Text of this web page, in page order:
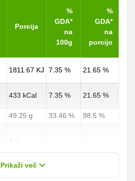
Porcija
%
GDA*
na
100g
%
GDA*
na
porcijo
1811.67 KJ 7.35 % 21.65 %
433 kCal 7.35 % 21.65 %
49.25 g 33.46 %
98.5 %
4 g
0 g
0.5 %
1.48 %
Prikaži več